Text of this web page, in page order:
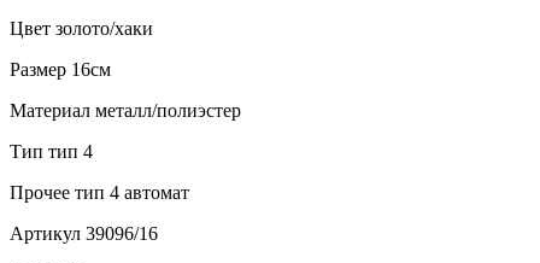
Цвет золото/хаки
Размер 16см
Материал металл/полиэстер
Тип тип 4
Прочее тип 4 автомат
Артикул 39096/16